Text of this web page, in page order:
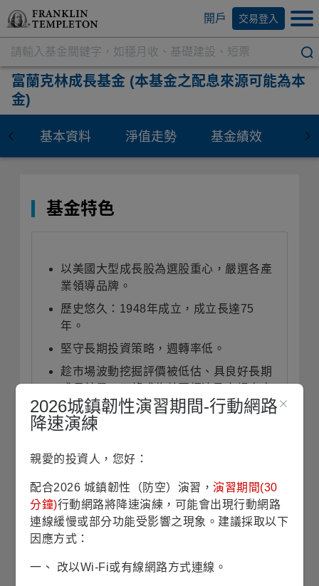
開戶 交易登入
富蘭克林成長基金 (本基金之配息來源可能為本
金)
基本資料 淨值走勢 基金績效 資
基金特色
以美國大型成長股為選股重心，嚴選各產
業領導品牌。
歷史悠久：1948年成立，成立長達75
年。
堅守長期投資策略，週轉率低。
趁市場波動挖掘評價被低估、具良好長期
領導者的優質企業。
投資展望
美伊戰事再次升溫，可能再次推升油價並使通膨
疑慮重燃，聯準會則被迫必須按兵不動，甚至不
持續顯現、企業財報與財測依然強勁、強勁
2026城鎮韌性演習期間-行動網路
降速演練
親愛的投資人，您好：
配合2026 城鎮韌性（防空）演習，演習期間(30
分鐘)行動網路將降速演練，可能會出現行動網路
連線緩慢或部分功能受影響之現象。建議採取以下
因應方式：
一、 改以Wi-Fi或有線網路方式連線。